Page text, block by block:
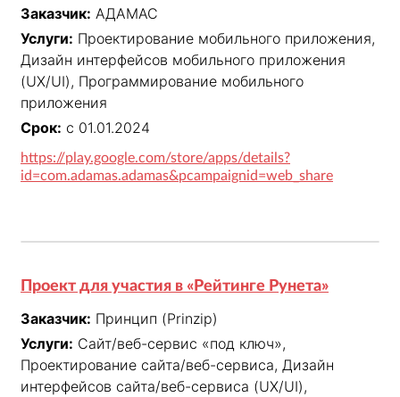
Заказчик: АДАМАС
Услуги: Проектирование мобильного приложения,
Дизайн интерфейсов мобильного приложения
(UX/UI), Программирование мобильного
приложения
Срок: с 01.01.2024
https://play.google.com/store/apps/details?
id=com.adamas.adamas&pcampaignid=web_share
Проект для участия в «Рейтинге Рунета»
Заказчик: Принцип (Prinzip)
Услуги: Сайт/веб-сервис «под ключ»,
Проектирование сайта/веб-сервиса, Дизайн
интерфейсов сайта/веб-сервиса (UX/UI),